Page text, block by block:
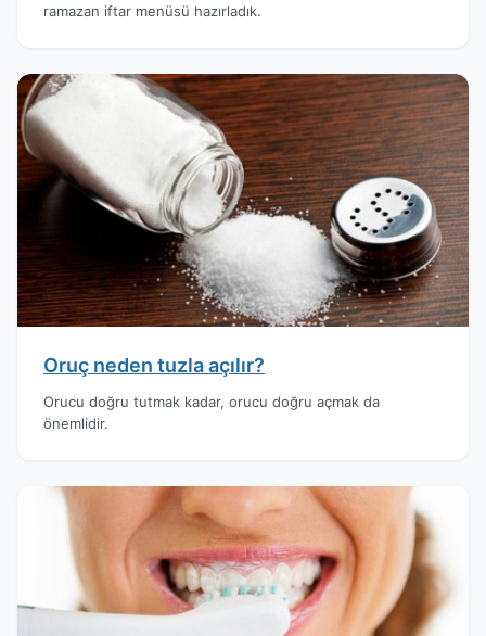
ramazan iftar menüsü hazırladık.
Oruç neden tuzla açılır?
Orucu doğru tutmak kadar, orucu doğru açmak da
önemlidir.